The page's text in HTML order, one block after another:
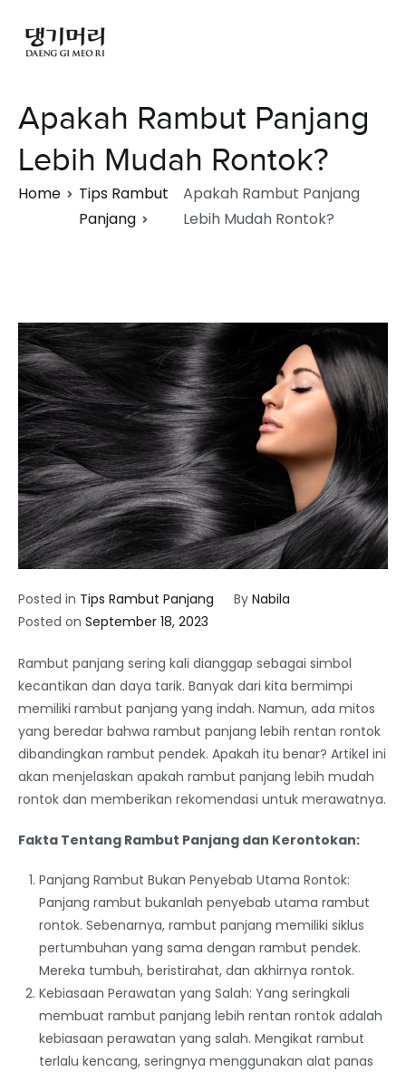
Apakah Rambut Panjang
Lebih Mudah Rontok?
Home
Tips Rambut
Panjang
Apakah Rambut Panjang
Lebih Mudah Rontok?
Posted in Tips Rambut Panjang By Nabila
Posted on September 18, 2023
Rambut panjang sering kali dianggap sebagai simbol
kecantikan dan daya tarik. Banyak dari kita bermimpi
memiliki rambut panjang yang indah. Namun, ada mitos
yang beredar bahwa rambut panjang lebih rentan rontok
dibandingkan rambut pendek. Apakah itu benar? Artikel ini
akan menjelaskan apakah rambut panjang lebih mudah
rontok dan memberikan rekomendasi untuk merawatnya.
Fakta Tentang Rambut Panjang dan Kerontokan:
Panjang Rambut Bukan Penyebab Utama Rontok:
Panjang rambut bukanlah penyebab utama rambut
rontok. Sebenarnya, rambut panjang memiliki siklus
pertumbuhan yang sama dengan rambut pendek.
Mereka tumbuh, beristirahat, dan akhirnya rontok.
Kebiasaan Perawatan yang Salah: Yang seringkali
membuat rambut panjang lebih rentan rontok adalah
kebiasaan perawatan yang salah. Mengikat rambut
terlalu kencang, seringnya menggunakan alat panas